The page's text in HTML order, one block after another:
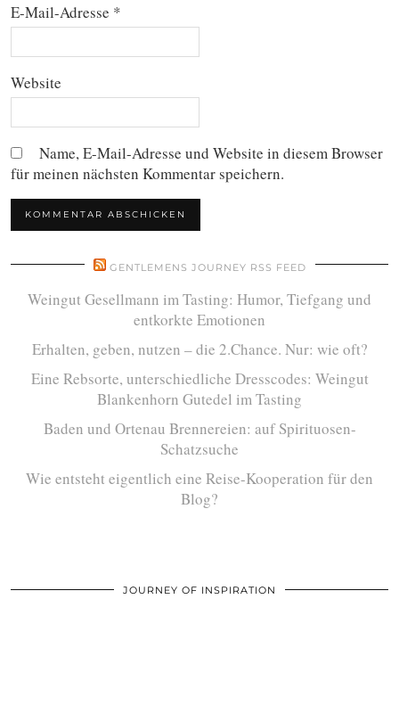
E-Mail-Adresse *
Website
Name, E-Mail-Adresse und Website in diesem Browser
für meinen nächsten Kommentar speichern.
GENTLEMENS JOURNEY RSS FEED
Weingut Gesellmann im Tasting: Humor, Tiefgang und
entkorkte Emotionen
Erhalten, geben, nutzen – die 2.Chance. Nur: wie oft?
Eine Rebsorte, unterschiedliche Dresscodes: Weingut
Blankenhorn Gutedel im Tasting
Baden und Ortenau Brennereien: auf Spirituosen-
Schatzsuche
Wie entsteht eigentlich eine Reise-Kooperation für den
Blog?
JOURNEY OF INSPIRATION